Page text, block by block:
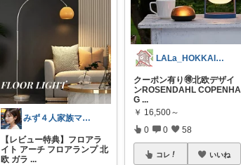
みず４人家族ママ★３０代子育て奮闘中🙆
【レビュー特典】フロアラ
イト アーチ フロアランプ 北
欧 ガラ ...
LALa_HOKKAIDO北海道移住生活
クーポン有り🉐北欧デザイ
ンROSENDAHL COPENHA
G ...
￥ 16,500～
0 0 58
コレ いいね